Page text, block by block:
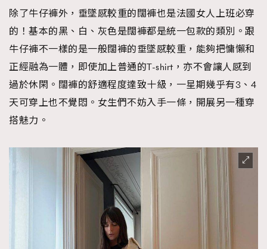
除了牛仔褲外，垂墜感較重的闊褲也是法國女人上班必穿
的！基本的黑、白、灰色是闊褲都是統一包款的類別。跟
牛仔褲不一樣的是一般闊褲的垂墜感較重，能夠把慵懶和
正經融為一體，即使加上普通的T-shirt，亦不會讓人感到
過於休閑。闊褲的舒適程度達致十級，一星期幾乎有3、4
天可穿上也不覺悶。女生們不妨入手一條，開展另一種穿
搭魅力。